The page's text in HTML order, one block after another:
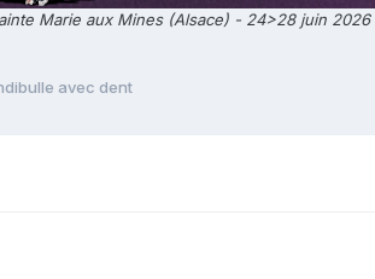
Marie aux Mines (Alsace) - 24>28 juin 2026
avec dent